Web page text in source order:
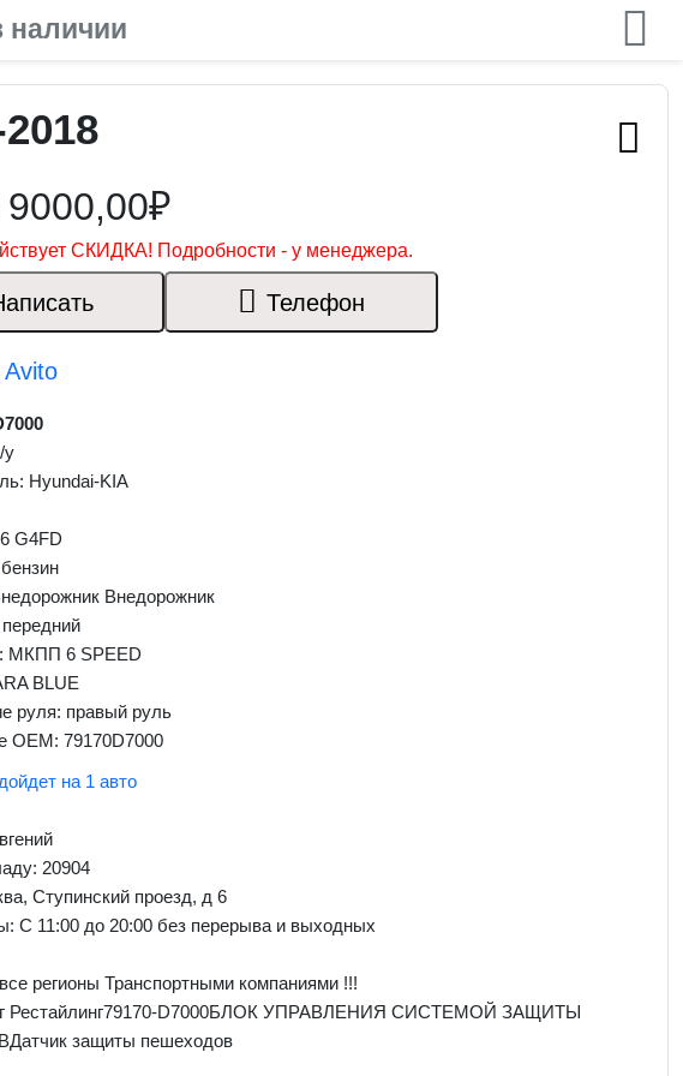
наличии
9000,00₽
СКИДКА! Подробности - у менеджера.
Телефон
у
Hyundai-KIA
G4FD
Внедорожник
МКПП 6 SPEED
BLUE
руля: правый руль
OEM: 79170D7000
на 1 авто
20904
Ступинский проезд, д 6
С 11:00 до 20:00 без перерыва и выходных
регионы Транспортными компаниями !!!
Рестайлинг79170-D7000БЛОК УПРАВЛЕНИЯ СИСТЕМОЙ ЗАЩИТЫ
защиты пешеходов